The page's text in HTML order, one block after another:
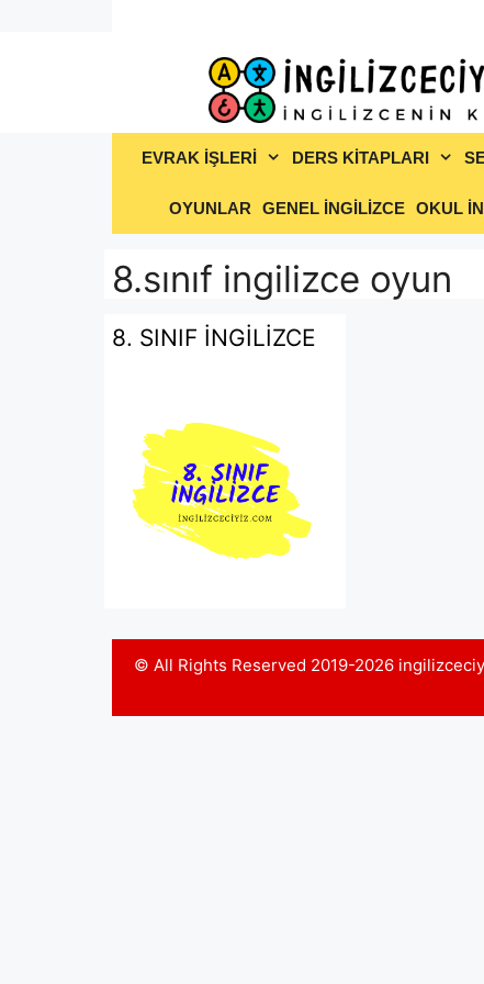
EVRAK İŞLERİ DERS KİTAPLARI
OYUNLAR GENEL İNGİLİZCE OKUL
8.sınıf ingilizce oyun
8. SINIF İNGİLİZCE
© All Rights Reserved 2019-2026